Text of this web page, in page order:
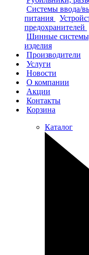
Системы ввода/
питания
предохранителей
Шинные
изделия
Производители
Услуги
Новости
О компании
Акции
Контакты
Корзина
Каталог